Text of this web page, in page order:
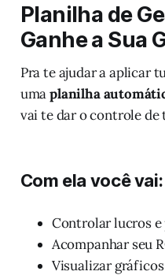
Planilha de
Ganhe a Sua
Pra te ajudar a aplicar
umaplanilha
vai te dar o controle de
Com ela você vai:
Controlar lucros e
Acompanhar seu
Visualizar